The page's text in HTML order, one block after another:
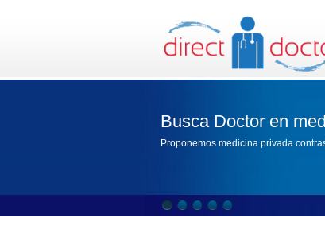
Busca Doctor en
Proponemos medicina privada